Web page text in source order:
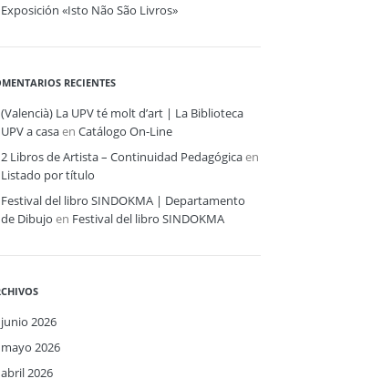
Exposición «Isto Não São Livros»
RECIENTES
(Valencià) La UPV té molt d’art | La Biblioteca
UPV a casaen Catálogo On-Line
2 Libros de Artista – Continuidad Pedagógicaen
Listado por título
Festival del libro SINDOKMA | Departamento
de Dibujo en Festival del libro SINDOKMA
junio 2026
mayo 2026
abril 2026